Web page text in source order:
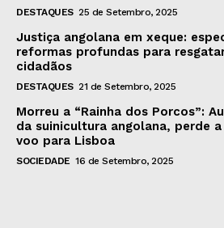
DESTAQUES 25 de Setembro, 2025
Justiça angolana em xeque:
reformas profundas para
cidadãos
DESTAQUES 21 de Setembro, 2025
Morreu a “Rainha dos Porcos”:
da suinicultura angolana, perde
voo para Lisboa
SOCIEDADE 16 de Setembro, 2025